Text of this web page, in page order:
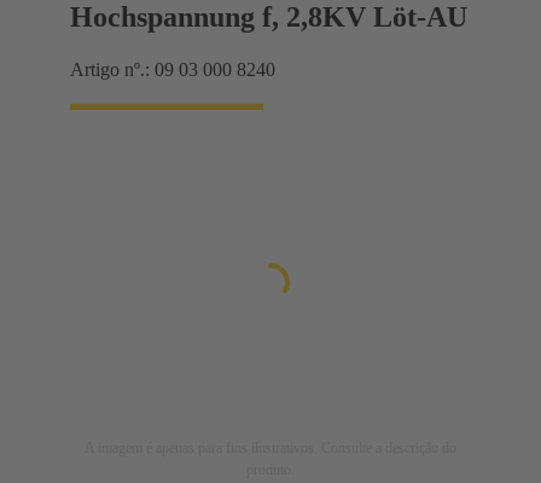
Hochspannung f, 2,8KV Löt-AU
Artigo nº.: 09 03 000 8240